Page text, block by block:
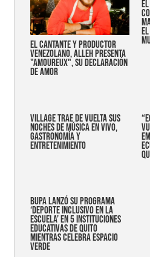
EL CANTANTE Y PRODUCTOR
VENEZOLANO, ALLEH PRESENTA
"AMOUREUX", SU DECLARACIÓN
DE AMOR
Village trae de vuelta sus
noches de música en vivo,
gastronomía y
entretenimiento
Bupa lanzó su programa
‘Deporte Inclusivo en la
Escuela’ en 5 instituciones
educativas de Quito
mientras celebra espacio
verde